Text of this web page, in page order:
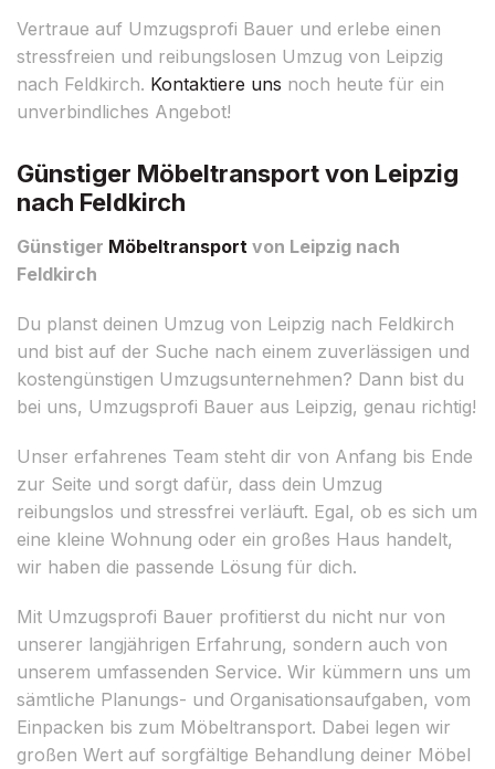
Vertraue auf Umzugsprofi Bauer und erlebe einen
stressfreien und reibungslosen Umzug von Leipzig
nach Feldkirch. Kontaktiere uns noch heute für ein
unverbindliches Angebot!
Günstiger Möbeltransport von Leipzig
nach Feldkirch
Günstiger Möbeltransport von Leipzig nach
Feldkirch
Du planst deinen Umzug von Leipzig nach Feldkirch
und bist auf der Suche nach einem zuverlässigen und
kostengünstigen Umzugsunternehmen? Dann bist du
bei uns, Umzugsprofi Bauer aus Leipzig, genau richtig!
Unser erfahrenes Team steht dir von Anfang bis Ende
zur Seite und sorgt dafür, dass dein Umzug
reibungslos und stressfrei verläuft. Egal, ob es sich um
eine kleine Wohnung oder ein großes Haus handelt,
wir haben die passende Lösung für dich.
Mit Umzugsprofi Bauer profitierst du nicht nur von
unserer langjährigen Erfahrung, sondern auch von
unserem umfassenden Service. Wir kümmern uns um
sämtliche Planungs- und Organisationsaufgaben, vom
Einpacken bis zum Möbeltransport. Dabei legen wir
großen Wert auf sorgfältige Behandlung deiner Möbel